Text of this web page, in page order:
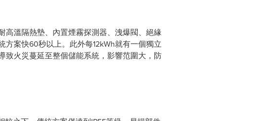
溫隔熱墊、內置煙霧探測器、洩爆閥、絕緣
案快60秒以上。此外每12kWh就有一個獨立
致火災蔓延至整個儲能系統，影響范圍大，防